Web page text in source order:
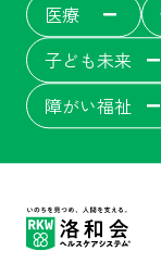
医療
子ども未来
障がい福祉
洛和会音羽病院
洛和会音羽リハ
洛和会東寺南ク
介護サービス
洛和会医療介護
居宅介護支援事業
洛和会音羽病院
洛和メディカル
洛和東桂坂保育
守山市立吉身保育
守山市立よしみ
洛和会京都看護
洛和会京都医学
洛和会学術支援
障がい者福祉施
居宅介護支援事
障がい者労働支援